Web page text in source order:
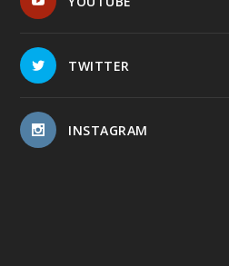
TWITTER
INSTAGRAM